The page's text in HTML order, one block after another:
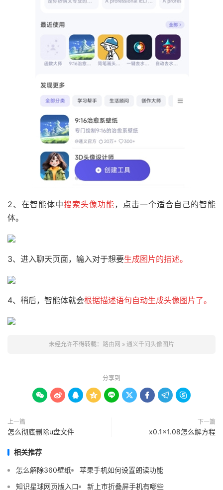
2、在智能体中搜索头像功能，点击一个适合自己的智能
体。
3、进入聊天页面，输入对于想要生成图片的描述。
4、稍后，智能体就会根据描述语句自动生成头像图片了。
未经允许不得转载： 路由网 » 通义千问头像图片
分享到
        
上一篇
怎么彻底删除u盘文件
下一篇
x0.1x1.08怎么解方程
相关推荐
怎么解除360壁纸
苹果手机如何设置朗读功能
知识星球网页版入口
新上市折叠屏手机有哪些